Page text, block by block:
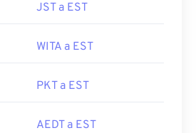
JST a EST
WITA a EST
PKT a EST
AEDT a EST